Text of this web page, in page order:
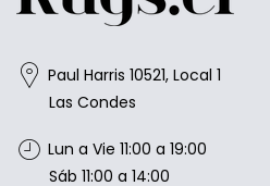
Paul Harris 10521, Local 1
Las Condes
Lun a Vie 11:00 a 19:00
Sáb 11:00 a 14:00